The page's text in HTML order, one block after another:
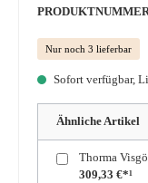
Nur noch 3 lieferbar
Sofort verfügbar,
Ähnliche Artikel
Thorma
309,33 €*¹